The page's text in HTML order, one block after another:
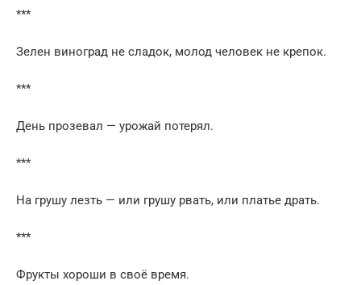
***
Зелен виноград не сладок, молод человек не крепок.
***
День прозевал — урожай потерял.
***
На грушу лезть — или грушу рвать, или платье драть.
***
Фрукты хороши в своё время.